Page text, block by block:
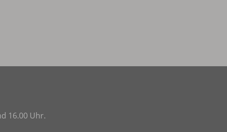
16.00 Uhr.